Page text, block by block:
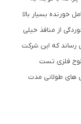
خورنده بسیار بالا
از منافذ خیلی
رساند که این شرکت
فلزی تست
های طولانی مدت